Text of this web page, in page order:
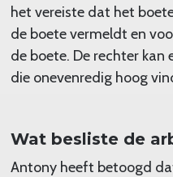
het vereiste dat het
de boete vermeldt en
de boete. De rechter kan
die onevenredig hoog
Wat besliste de
Antony heeft betoogd